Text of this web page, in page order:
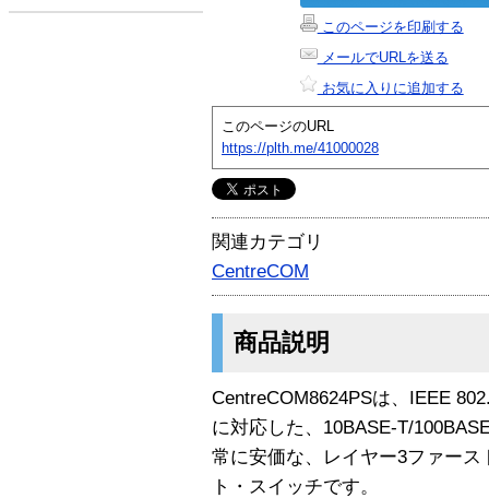
このページを印刷する
メールでURLを送る
お気に入りに追加する
このページのURL
https://plth.me/41000028
関連カテゴリ
CentreCOM
商品説明
CentreCOM8624PSは、IEEE
に対応した、10BASE-T/
常に安価な、レイヤー3ファー
ト・スイッチです。